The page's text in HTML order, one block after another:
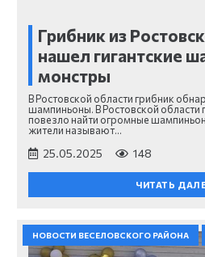
Грибник из
нашел гигантские
монстры
В Ростовской области грибник
шампиньоны. В Ростовской
повезло найти огромные
жители называют…
25.05.2025 148
ЧИТАТЬ
НОВОСТИ ВЕСЕЛОВСКОГО РАЙОНА